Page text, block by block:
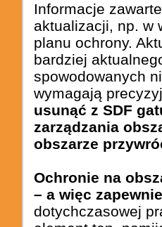
Informacje
aktualizacji, np. w
planu ochrony.
bardziej
spowodowanych
wymagają
usunąć z SDF
zarządzania
obszarze
Ochronie na
– a więc
dotychczasowej